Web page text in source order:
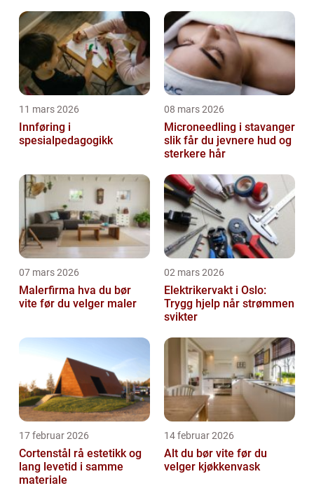
11 mars 2026
Innføring i
spesialpedagogikk
08 mars 2026
Microneedling i stavanger
slik får du jevnere hud og
sterkere hår
07 mars 2026
Malerfirma hva du bør
vite før du velger maler
02 mars 2026
Elektrikervakt i Oslo:
Trygg hjelp når strømmen
svikter
17 februar 2026
Cortenstål rå estetikk og
lang levetid i samme
materiale
14 februar 2026
Alt du bør vite før du
velger kjøkkenvask